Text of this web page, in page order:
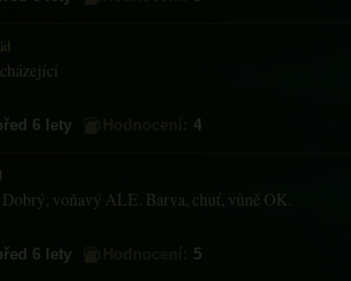
6 lety 4
voňavý ALE. Barva, chuť, vůně OK.
6 lety 5